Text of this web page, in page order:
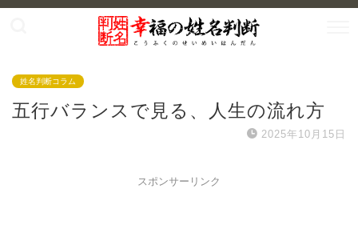
姓名判断コラム
五行バランスで見る、人生の流れ方
2025年10月15日
スポンサーリンク